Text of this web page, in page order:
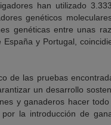
han utilizado
genéticos
genéticas entre unas
y Portugal,
de las pruebas
un desarrollo
y ganaderos hacer
la introducción de